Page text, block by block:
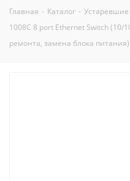
Главная - Каталог -
1008C 8 port Ethernet Switch (10/
ремонта, замена блока питания)